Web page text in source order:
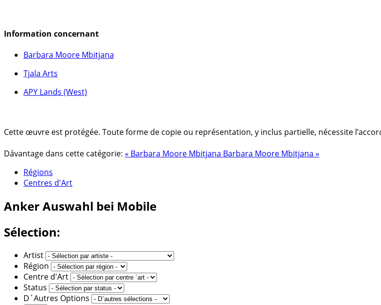
Information concernant
Barbara Moore Mbitjana
Tjala Arts
APY Lands (West)
Cette œuvre est protégée. Toute forme de copie ou représentation, y inclus partielle, nécessite
Dávantage dans cette catégorie: « Barbara Moore Mbitjana Barbara Moore Mbitjana »
Régions
Centres d'Art
AnkerAuswahl bei Mobile
Sélection:
Artist
Région
Centre d'Art
Status
D´Autres Options